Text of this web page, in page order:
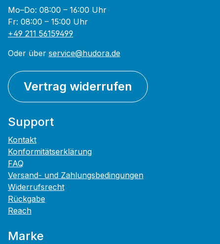
Mo–Do: 08:00 – 16:00 Uhr
Fr: 08:00 – 15:00 Uhr
+49 211 56159499
Oder über service@hudora.de
Vertrag widerrufen
Support
Kontakt
Konformitätserklärung
FAQ
Versand- und Zahlungsbedingungen
Widerrufsrecht
Rückgabe
Reach
Marke